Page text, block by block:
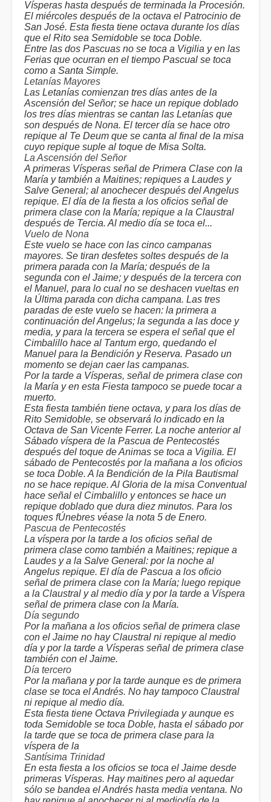
Vísperas hasta después de terminada la Procesión.
El miércoles después de la octava el Patrocinio de
San José. Esta fiesta tiene octava durante los días
que el Rito sea Semidoble se toca Doble.
Entre las dos Pascuas no se toca a Vigilia y en las
Ferias que ocurran en el tiempo Pascual se toca
como a Santa Simple.
Letanías Mayores
Las Letanías comienzan tres días antes de la
Ascensión del Señor; se hace un repique doblado
los tres días mientras se cantan las Letanías que
son después de Nona. El tercer día se hace otro
repique al Te Deum que se canta al final de la misa
cuyo repique suple al toque de Misa Solta.
La Ascensión del Señor
A primeras Vísperas señal de Primera Clase con la
María y también a Maitines; repiques a Laudes y
Salve General; al anochecer después del Angelus
repique. El día de la fiesta a los oficios señal de
primera clase con la María; repique a la Claustral
después de Tercia. Al medio día se toca el...
Vuelo de Nona
Este vuelo se hace con las cinco campanas
mayores. Se tiran desfetes soltes después de la
primera parada con la María; después de la
segunda con el Jaime; y después de la tercera con
el Manuel, para lo cual no se deshacen vueltas en
la Última parada con dicha campana. Las tres
paradas de este vuelo se hacen: la primera a
continuación del Angelus; la segunda a las doce y
media, y para la tercera se espera el señal que el
Cimbalillo hace al Tantum ergo, quedando el
Manuel para la Bendición y Reserva. Pasado un
momento se dejan caer las campanas.
Por la tarde a Vísperas, señal de primera clase con
la María y en esta Fiesta tampoco se puede tocar a
muerto.
Esta fiesta también tiene octava, y para los días de
Rito Semidoble, se observará lo indicado en la
Octava de San Vicente Ferrer. La noche anterior al
Sábado víspera de la Pascua de Pentecostés
después del toque de Animas se toca a Vigilia. El
sábado de Pentecostés por la mañana a los oficios
se toca Doble. A la Bendición de la Pila Bautismal
no se hace repique. Al Gloria de la misa Conventual
hace señal el Cimbalillo y entonces se hace un
repique doblado que dura diez minutos. Para los
toques fÚnebres véase la nota 5 de Enero.
Pascua de Pentecostés
La víspera por la tarde a los oficios señal de
primera clase como también a Maitines; repique a
Laudes y a la Salve General: por la noche al
Angelus repique. El día de Pascua a los oficio
señal de primera clase con la María; luego repique
a la Claustral y al medio día y por la tarde a Víspera
señal de primera clase con la María.
Día segundo
Por la mañana a los oficios señal de primera clase
con el Jaime no hay Claustral ni repique al medio
día y por la tarde a Vísperas señal de primera clase
también con el Jaime.
Día tercero
Por la mañana y por la tarde aunque es de primera
clase se toca el Andrés. No hay tampoco Claustral
ni repique al medio día.
Esta fiesta tiene Octava Privilegiada y aunque es
toda Semidoble se toca Doble, hasta el sábado por
la tarde que se toca de primera clase para la
víspera de la
Santísima Trinidad
En esta fiesta a los oficios se toca el Jaime desde
primeras Vísperas. Hay maitines pero al aquedar
sólo se bandea el Andrés hasta media ventana. No